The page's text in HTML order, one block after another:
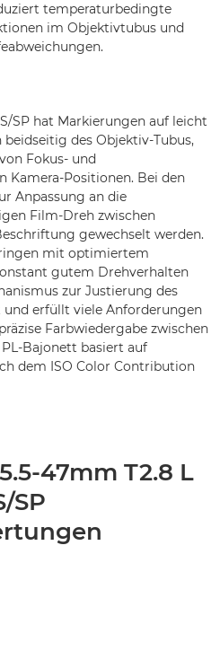
temperaturbedingte
im Objektivtubus und
S/SP hat Markierungen auf leicht
des Objektiv-Tubus,
Fokus- und
Kamera-Positionen. Bei den
Anpassung an die
Film-Dreh zwischen
gewechselt werden.
mit optimiertem
gutem Drehverhalten
zur Justierung des
erfüllt viele Anforderungen
Farbwiedergabe zwischen
Bajonett basiert auf
dem ISO Color Contribution
47mm T2.8 L
SP